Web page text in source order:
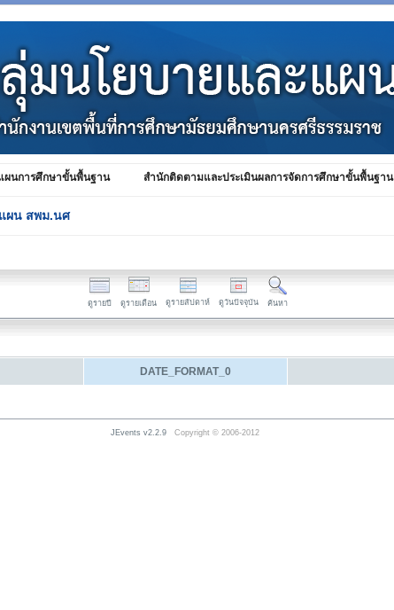
ผนการศึกษาขั้นพื้นฐาน สำนักติดตามและประเมินผลการจัดการศึกษาขั้นพื้นฐาน
ผน สพม.นศ
ดูรายปี ดูรายเดือน ดูรายสัปดาห์ ดูวันปัจจุบัน ค้นหา
DATE_FORMAT_0
JEvents v2.2.9 Copyright © 2006-2012